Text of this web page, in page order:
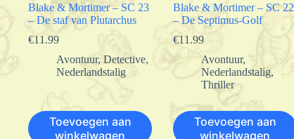
Blake & Mortimer – SC 23
– De staf van Plutarchus
€11.99
Avontuur, Detective,
Nederlandstalig
Toevoegen aan
winkelwagen
Blake & Mortimer – SC 22
– De Septimus-Golf
€11.99
Avontuur,
Nederlandstalig,
Thriller
Toevoegen aan
winkelwagen